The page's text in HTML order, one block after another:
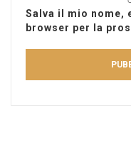
Salva il mio nome,
browser per la